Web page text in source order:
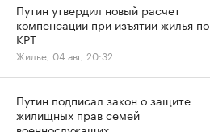
Путин утвердил новый расчет
компенсации при изъятии жилья по
КРТ
Жилье, 04 авг, 20:32
Путин подписал закон о защите
жилищных прав семей